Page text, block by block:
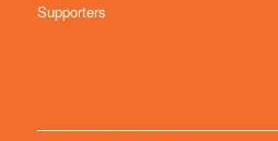
Supporters